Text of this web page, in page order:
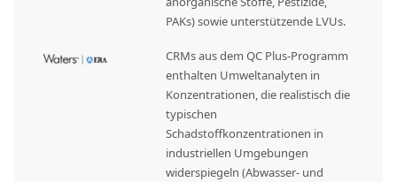
PAKs) sowie unterstützende LVUs.
CRMs aus dem QC Plus-Programm
enthalten Umweltanalyten in
Konzentrationen, die realistisch die
typischen
Schadstoffkonzentrationen in
industriellen Umgebungen
widerspiegeln (Abwasser- und